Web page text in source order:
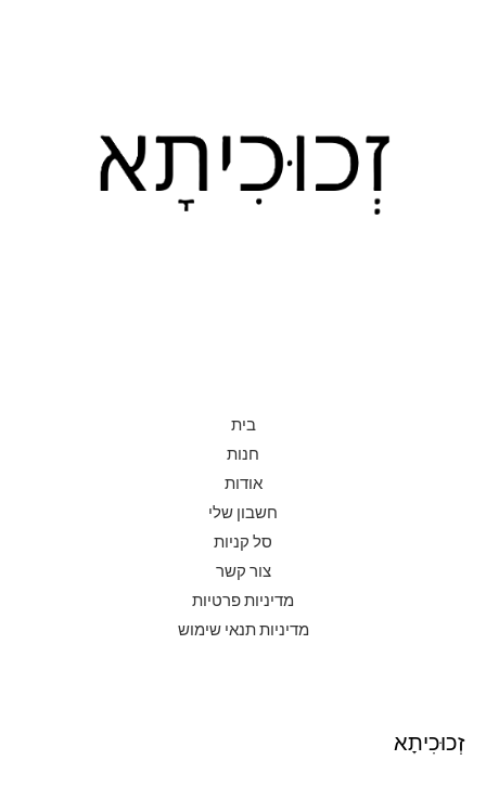
בית
חנות
אודות
חשבון שלי
סל קניות
צור קשר
מדיניות פרטיות
מדיניות תנאי שימוש
זְכוּכִיתָא